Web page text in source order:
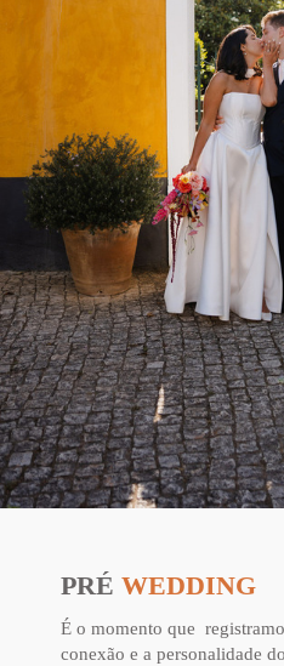
PRÉ WEDDING
É o momento que
conexão e a personalidade